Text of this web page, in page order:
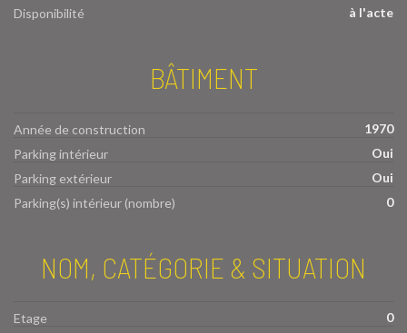
Disponibilité
à l'acte
BÂTIMENT
Année de construction
1970
Parking intérieur
Oui
Parking extérieur
Oui
Parking(s) intérieur (nombre)
0
NOM, CATÉGORIE & SITUATION
Etage
0